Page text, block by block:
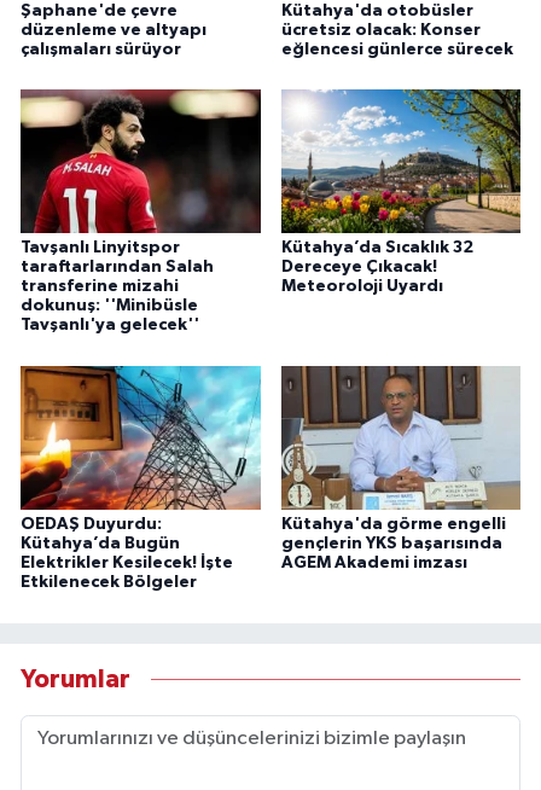
Şaphane'de çevre
düzenleme ve altyapı
çalışmaları sürüyor
Kütahya'da otobüsler
ücretsiz olacak: Konser
eğlencesi günlerce sürecek
Tavşanlı Linyitspor
taraftarlarından Salah
transferine mizahi
dokunuş: ''Minibüsle
Tavşanlı'ya gelecek''
Kütahya’da Sıcaklık 32
Dereceye Çıkacak!
Meteoroloji Uyardı
OEDAŞ Duyurdu:
Kütahya’da Bugün
Elektrikler Kesilecek! İşte
Etkilenecek Bölgeler
Kütahya'da görme engelli
gençlerin YKS başarısında
AGEM Akademi imzası
Yorumlar